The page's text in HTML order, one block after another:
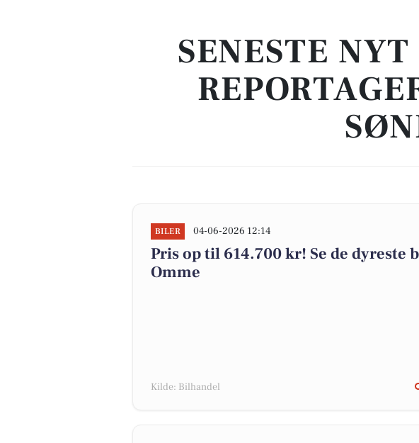
SENESTE
BILER 04-06-2026 12:14
Pris op til 614.700 kr! Se de dyreste
Omme
Kilde: Bilhandel